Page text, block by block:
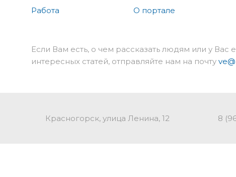
Работа
О портале
Если Вам есть, о чем рассказать людям или у Вас
интересных статей, отправляйте нам на почту
Красногорск, улица Ленина, 12 8